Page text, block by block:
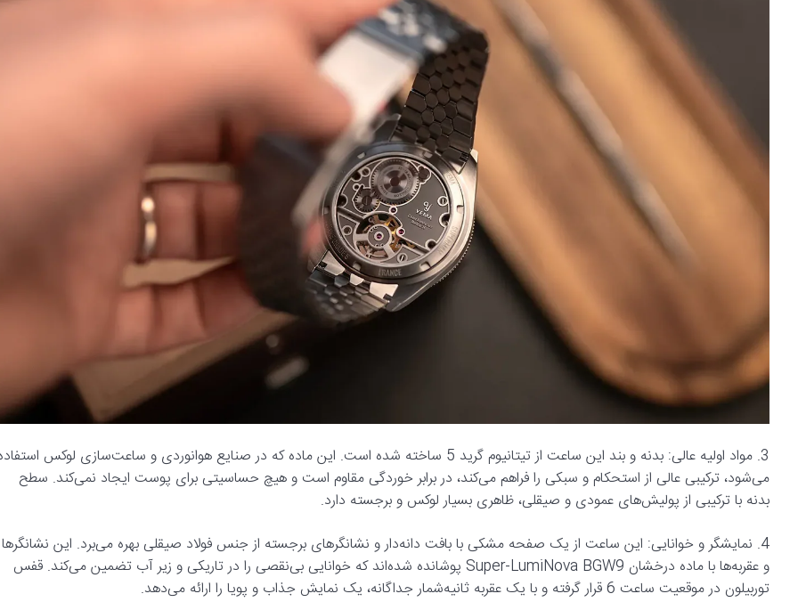
3. مواد اولیه عالی: بدنه و بند این ساعت از تیتانیوم گرید 5 ساخته شده است. این ماده که در صنایع هوانوردی و ساعت‌سازی لوکس
می‌شود، ترکیبی عالی از استحکام و سبکی را فراهم می‌کند، در برابر خوردگی مقاوم است و هیچ حساسیتی برای پوست ایجاد نمی‌کند. سطح
بدنه با ترکیبی از پولیش‌های عمودی و صیقلی، ظاهری بسیار لوکس و برجسته دارد.
4. نمایشگر و خوانایی: این ساعت از یک صفحه مشکی با بافت دانه‌دار و نشانگرهای برجسته از جنس فولاد صیقلی بهره می‌برد. این نشانگرها
و عقربه‌ها با ماده درخشان Super-LumiNova BGW9 پوشانده شده‌اند که خوانایی بی‌نقصی را در تاریکی و زیر آب تضمین می‌کند. قفس
توربیلون در موقعیت ساعت 6 قرار گرفته و با یک عقربه ثانیه‌شمار جداگانه، یک نمایش جذاب و پویا را ارائه می‌دهد.